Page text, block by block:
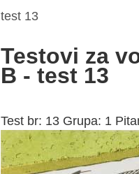
test 13
Testovi za
B - test 13
Test br: 13 Grupa: 1